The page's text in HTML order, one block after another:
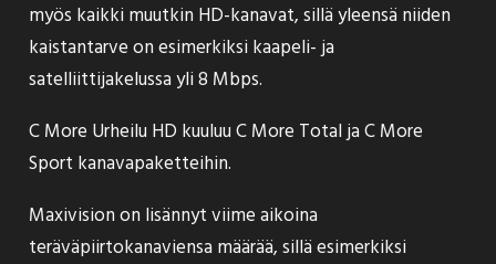
myös kaikki muutkin HD-kanavat, sillä yleensä niiden
kaistantarve on esimerkiksi kaapeli- ja
satelliittijakelussa yli 8 Mbps.
C More Urheilu HD kuuluu C More Total ja C More
Sport kanavapaketteihin.
Maxivision on lisännyt viime aikoina
teräväpiirtokanaviensa määrää, sillä esimerkiksi